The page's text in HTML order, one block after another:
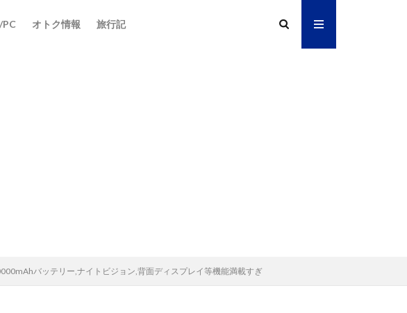
オトク情報 旅行記
バッテリー,ナイトビジョン,背面ディスプレイ等機能満載すぎ